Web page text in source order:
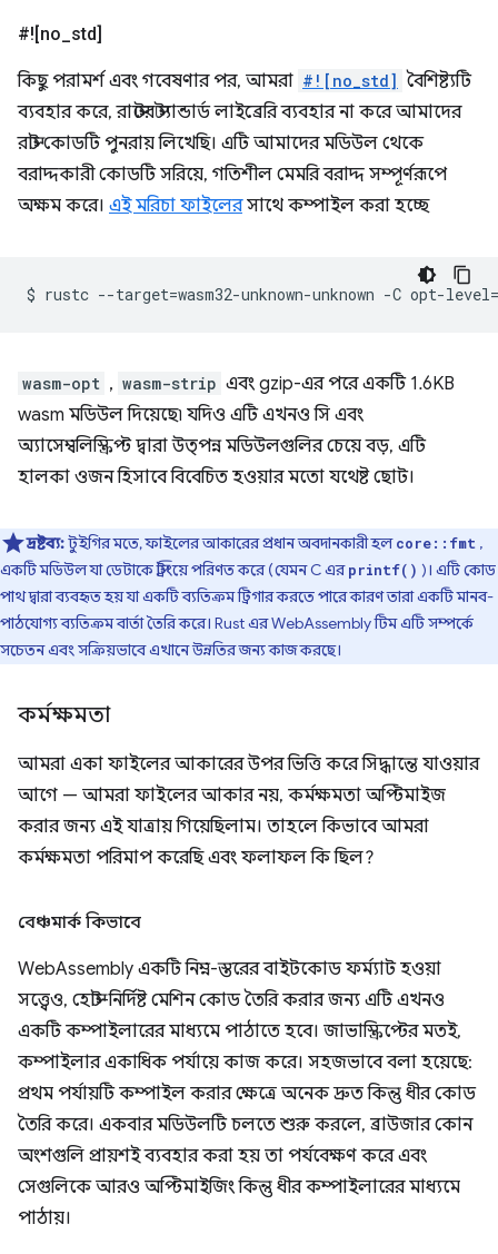
#![no std]
কিছু পরামর্শ এবং গবেষণার পর, আমরা #![no_std] বৈশিষ্ট্যটি
ব্যবহার করে, রাস্টের স্ট্যান্ডার্ড লাইব্রেরি ব্যবহার না করে আমাদের
রাস্ট কোডটি পুনরায় লিখেছি। এটি আমাদের মডিউল থেকে
বরাদ্দকারী কোডটি সরিয়ে, গতিশীল মেমরি বরাদ্দ সম্পূর্ণরূপে
অক্ষম করে। এই মরিচা ফাইলেরসাথে কম্পাইল করা হচ্ছে
$ rustc --target=wasm32-unknown-unknown -C opt-level=
wasm-opt , wasm-strip এবং gzip-এর পরে একটি 1.6KB
wasm মডিউল দিয়েছে৷ যদিও এটি এখনও সি এবং
অ্যাসেম্বলিস্ক্রিপ্ট দ্বারা উত্পন্ন মডিউলগুলির চেয়ে বড়, এটি
হালকা ওজন হিসাবে বিবেচিত হওয়ার মতো যথেষ্ট ছোট।
দ্রষ্টব্য:টুইগির মতে, ফাইলের আকারের প্রধান অবদানকারী হলcore::fmt ,
একটি মডিউল যা ডেটাকে স্ট্রিংয়ে পরিণত করে (যেমন C এরprintf() )। এটি কোড
পাথ দ্বারা ব্যবহৃত হয় যা একটি ব্যতিক্রম ট্রিগার করতে পারে কারণ তারা একটি মানব-
পাঠযোগ্য ব্যতিক্রম বার্তা তৈরি করে। Rust এর WebAssembly টিম এটি সম্পর্কে
সচেতন এবং সক্রিয়ভাবে এখানে উন্নতির জন্য কাজ করছে।
কর্মক্ষমতা
আমরা একা ফাইলের আকারের উপর ভিত্তি করে সিদ্ধান্তে যাওয়ার
আগে — আমরা ফাইলের আকার নয়, কর্মক্ষমতা অপ্টিমাইজ
করার জন্য এই যাত্রায় গিয়েছিলাম। তাহলে কিভাবে আমরা
কর্মক্ষমতা পরিমাপ করেছি এবং ফলাফল কি ছিল?
বেঞ্চমার্ক কিভাবে
WebAssembly একটি নিম্ন-স্তরের বাইটকোড ফর্ম্যাট হওয়া
সত্ত্বেও, হোস্ট-নির্দিষ্ট মেশিন কোড তৈরি করার জন্য এটি এখনও
একটি কম্পাইলারের মাধ্যমে পাঠাতে হবে। জাভাস্ক্রিপ্টের মতই,
কম্পাইলার একাধিক পর্যায়ে কাজ করে। সহজভাবে বলা হয়েছে:
প্রথম পর্যায়টি কম্পাইল করার ক্ষেত্রে অনেক দ্রুত কিন্তু ধীর কোড
তৈরি করে। একবার মডিউলটি চলতে শুরু করলে, ব্রাউজার কোন
অংশগুলি প্রায়শই ব্যবহার করা হয় তা পর্যবেক্ষণ করে এবং
সেগুলিকে আরও অপ্টিমাইজিং কিন্তু ধীর কম্পাইলারের মাধ্যমে
পাঠায়।